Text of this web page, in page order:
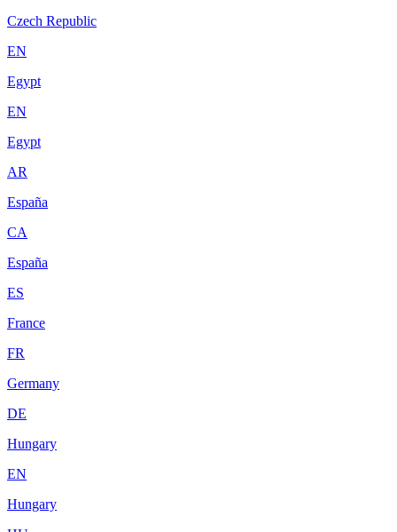
Czech Republic
EN
Egypt
EN
Egypt
AR
España
CA
España
ES
France
FR
Germany
DE
Hungary
EN
Hungary